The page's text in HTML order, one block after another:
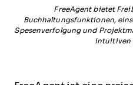
FreeAgent bietet
Buchhaltungsfunktionen,
Spesenverfolgung und
intuitiven